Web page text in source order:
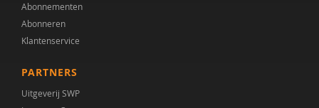
Mw. AM. Kruishoop
Helena Andrea
Dr. Anke Scheeren
Catharina Anna Verschoor
Abonnementen
Abonneren
Klantenservice
PARTNERS
Uitgeverij SWP